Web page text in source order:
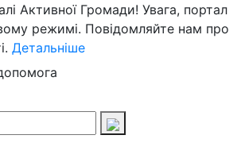
Активної Громади! Увага, портал
режимі. Повідомляйте нам про
Детальніше